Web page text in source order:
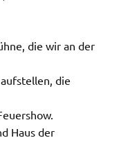
die wir an der
die
Haus der